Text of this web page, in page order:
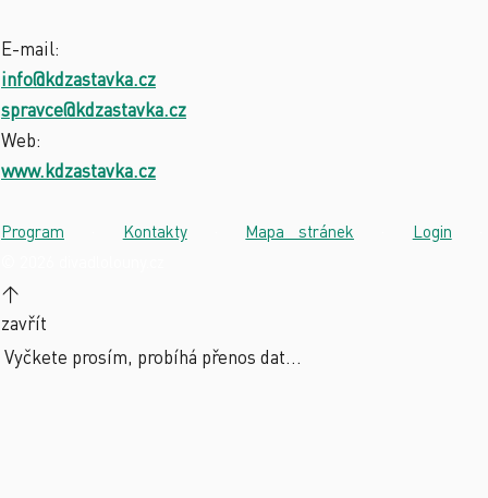
E-mail:
info@kdzastavka.cz
spravce@kdzastavka.cz
Web:
www.kdzastavka.cz
Program Kontakty· Mapa stránek Login
↑
zavřít
Vyčkete prosím, probíhá přenos dat...